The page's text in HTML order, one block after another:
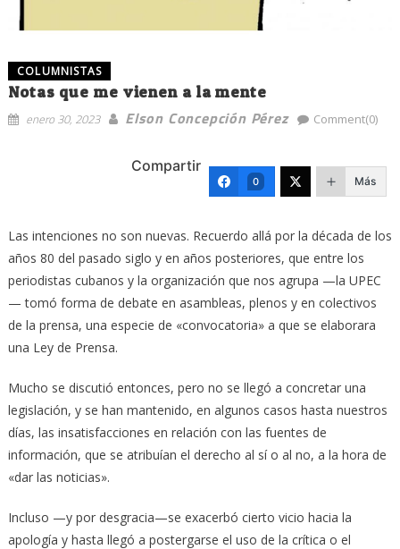
COLUMNISTAS
Notas que me vienen a la mente
enero 30, 2023 Elson Concepción Pérez Comment(0)
Compartir
0 Más
Las intenciones no son nuevas. Recuerdo allá por la década de los
años 80 del pasado siglo y en años posteriores, que entre los
periodistas cubanos y la organización que nos agrupa —la UPEC
— tomó forma de debate en asambleas, plenos y en colectivos
de la prensa, una especie de «convocatoria» a que se elaborara
una Ley de Prensa.
Mucho se discutió entonces, pero no se llegó a concretar una
legislación, y se han mantenido, en algunos casos hasta nuestros
días, las insatisfacciones en relación con las fuentes de
información, que se atribuían el derecho al sí o al no, a la hora de
«dar las noticias».
Incluso —y por desgracia—se exacerbó cierto vicio hacia la
apología y hasta llegó a postergarse el uso de la crítica o el